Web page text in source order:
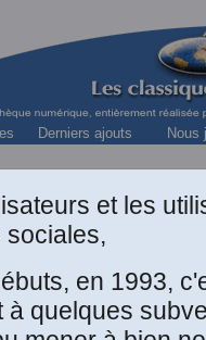
Derniers ajouts Nous
avec la
et les
sociales,
en 1993,
à quelques